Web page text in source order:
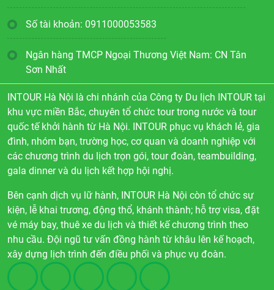
Số tài khoản: 0911000053583
Ngân hàng TMCP Ngoại Thương Việt Nam: CN Tân
Sơn Nhất
INTOUR Hà Nội là chi nhánh của Công ty Du lịch INTOUR tại
khu vực miền Bắc, chuyên tổ chức tour trong nước và tour
quốc tế khởi hành từ Hà Nội. INTOUR phục vụ khách lẻ, gia
đình, nhóm bạn, trường học, cơ quan và doanh nghiệp với
các chương trình du lịch trọn gói, tour đoàn, teambuilding,
gala dinner và du lịch kết hợp hội nghị.
Bên cạnh dịch vụ lữ hành, INTOUR Hà Nội còn tổ chức sự
kiện, lễ khai trương, động thổ, khánh thành; hỗ trợ visa, đặt
vé máy bay, thuê xe du lịch và thiết kế chương trình theo
nhu cầu. Đội ngũ tư vấn đồng hành từ khâu lên kế hoạch,
xây dựng lịch trình đến điều phối và phục vụ đoàn.